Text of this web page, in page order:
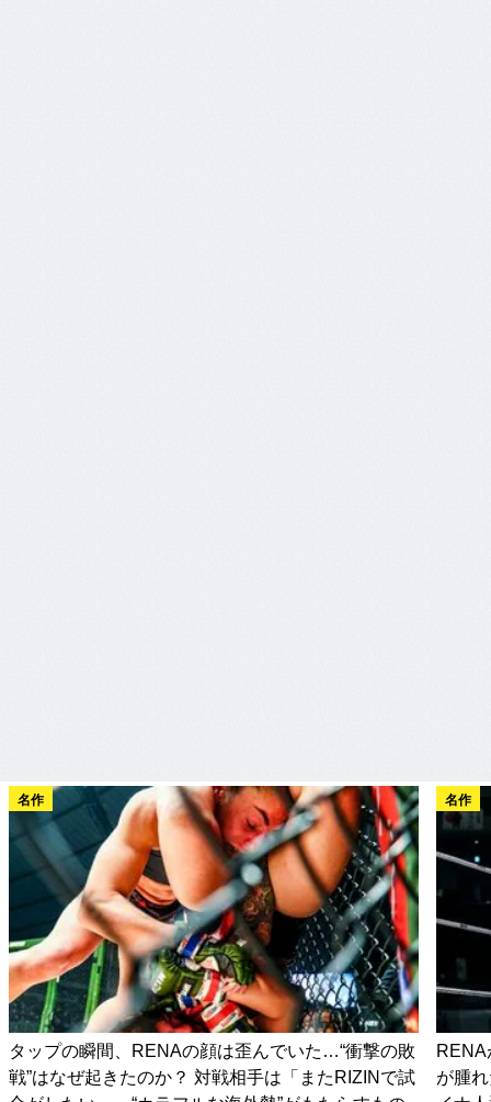
名作
タップの瞬間、RENAの顔は歪んでいた…“衝撃の敗
戦”はなぜ起きたのか？ 対戦相手は「またRIZINで試
名作
RENA
が腫